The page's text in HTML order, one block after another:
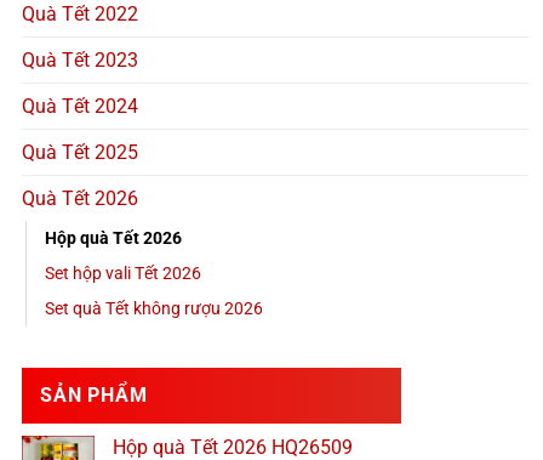
Quà Tết 2022
Quà Tết 2023
Quà Tết 2024
Quà Tết 2025
Quà Tết 2026
Hộp quà Tết 2026
Set hộp vali Tết 2026
Set quà Tết không rượu 2026
SẢN PHẨM
Hộp quà Tết 2026 HQ26509